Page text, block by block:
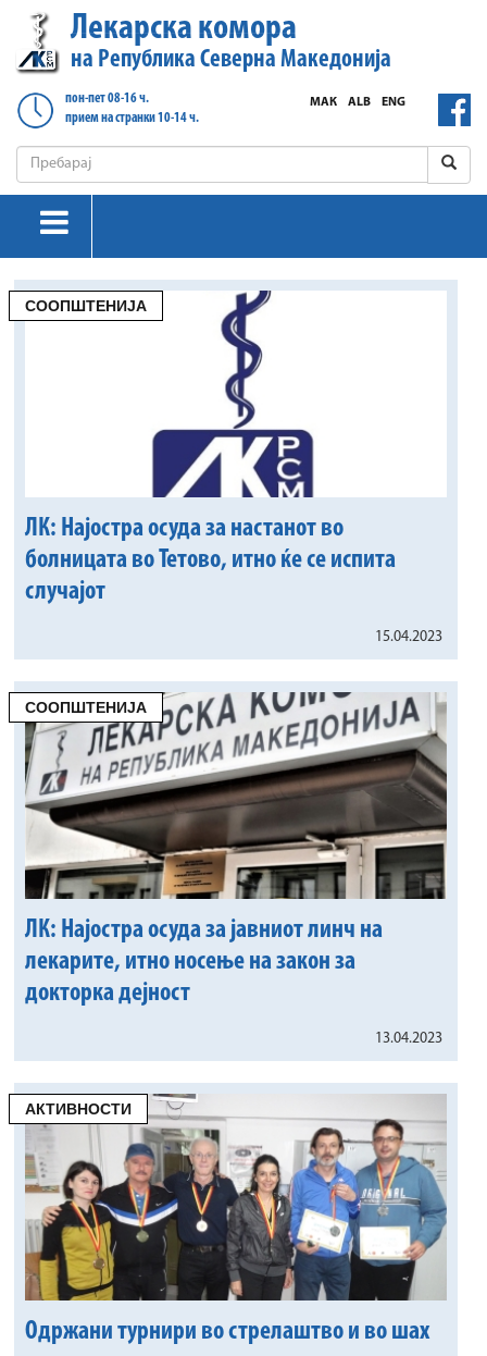
Лекарска комора
на Република Северна Македонија
пон-пет 08-16 ч.
прием на странки 10-14 ч.
ENG
ALB
МАК
СООПШТЕНИЈА
ЛК: Најостра осуда за настанот во
болницата во Тетово, итно ќе се испита
случајот
15.04.2023
СООПШТЕНИЈА
ЛК: Најостра осуда за јавниот линч на
лекарите, итно носење на закон за
докторка дејност
13.04.2023
АКТИВНОСТИ
Одржани турнири во стрелаштво и во шах